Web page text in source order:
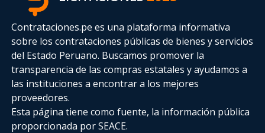
Contrataciones.pe es una plataforma informativa
sobre los contrataciones públicas de bienes y servicios
del Estado Peruano. Buscamos promover la
transparencia de las compras estatalesy ayudamos a
las instituciones a encontrar a los mejores
proveedores.
Esta página tiene como fuente, la información pública
proporcionada por SEACE.